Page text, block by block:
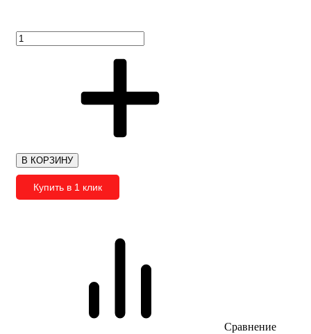
В КОРЗИНУ
Купить в 1 клик
Сравнение